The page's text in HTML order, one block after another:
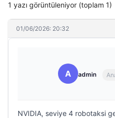
1 yazı görüntüleniyor (toplam 1)
01/06/2026: 20:32
A admin
NVIDIA, seviye 4 robotaksi